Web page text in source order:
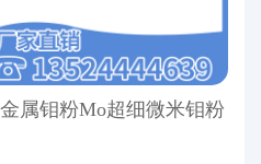
属钼粉Mo超细微米钼粉